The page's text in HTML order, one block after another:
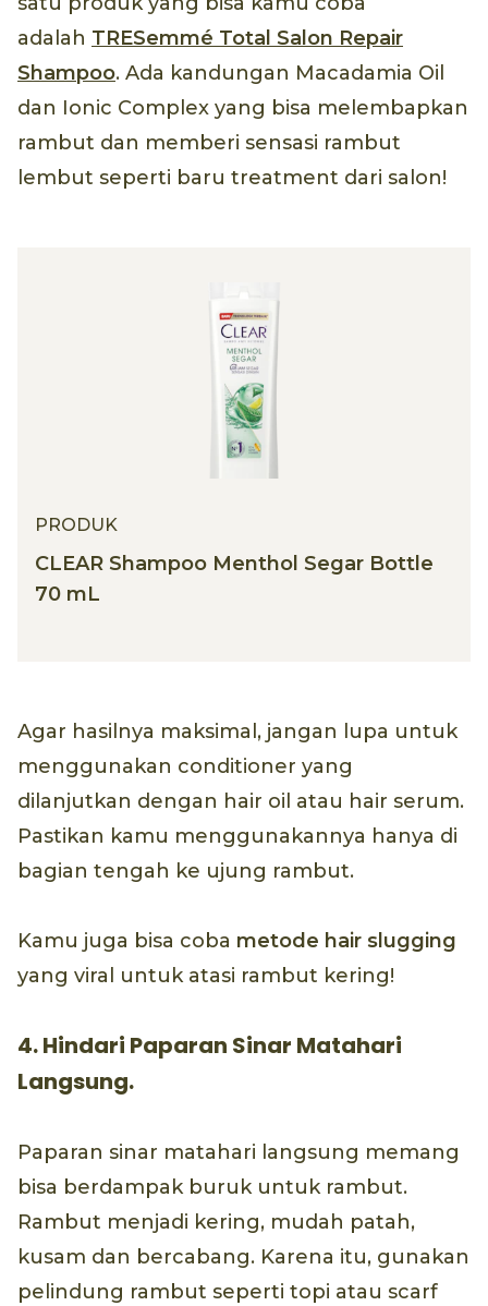
adalah TRESemmé Total Salon Repair
Shampoo. Ada kandungan Macadamia Oil
dan Ionic Complex yang bisa melembapkan
rambut dan memberi sensasi rambut
lembut seperti baru treatment dari salon!
PRODUK
CLEAR Shampoo Menthol Segar Bottle
70 mL
Agar hasilnya maksimal, jangan lupa untuk
menggunakan conditioner yang
dilanjutkan dengan hair oil atau hair serum.
Pastikan kamu menggunakannya hanya di
bagian tengah ke ujung rambut.
Kamu juga bisa coba metode hair slugging
yang viral untuk atasi rambut kering!
4. Hindari Paparan Sinar Matahari
Langsung.
Paparan sinar matahari langsung memang
bisa berdampak buruk untuk rambut.
Rambut menjadi kering, mudah patah,
kusam dan bercabang. Karena itu, gunakan
pelindung rambut seperti topi atau scarf